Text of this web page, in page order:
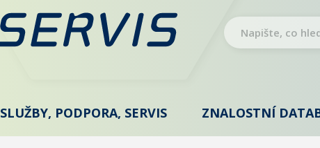
SLUŽBY, PODPORA, SERVIS ZNALOSTNÍ